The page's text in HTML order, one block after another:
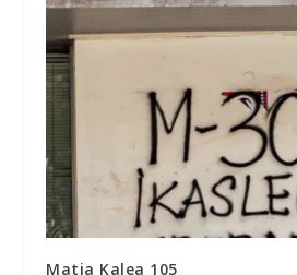
Matia Kalea 105